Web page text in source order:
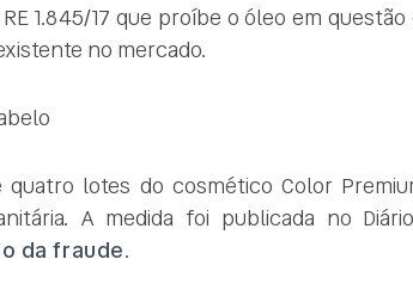
1.845/17 que proíbe o óleo em
no mercado.
quatro lotes do cosmético Color
A medida foi publicada no
da fraude.